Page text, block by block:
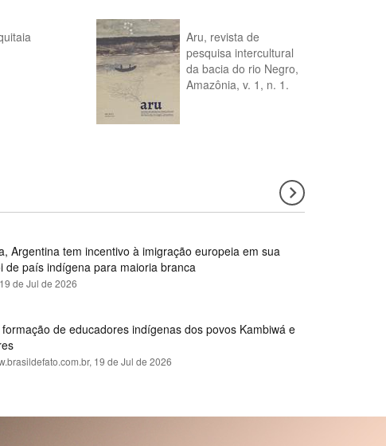
Aru, revista de
pesquisa intercultural
da bacia do rio Negro,
Amazônia, v. 1, n. 1.
Argentina tem incentivo à imigração europeia em sua
de país indígena para maioria branca
19 de Jul de 2026
de educadores indígenas dos povos Kambiwá e
19 de Jul de 2026